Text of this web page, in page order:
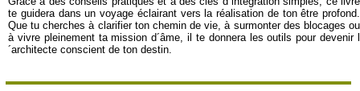
te guidera dans un voyage éclairant vers la réalisation de ton être profond.
Que tu cherches à clarifier ton chemin de vie, à surmonter des blocages ou
à vivre pleinement ta mission d´âme, il te donnera les outils pour devenir l
´architecte conscient de ton destin.